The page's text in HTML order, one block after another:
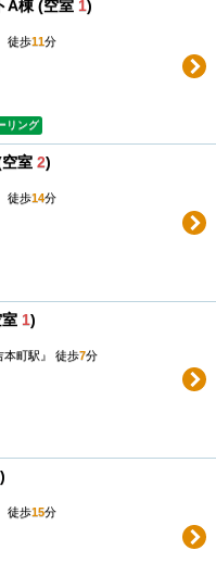
A棟 (空室 1)
徒歩11分
リング
室 2)
徒歩14分
1)
本町駅』 徒歩7分
)
徒歩15分